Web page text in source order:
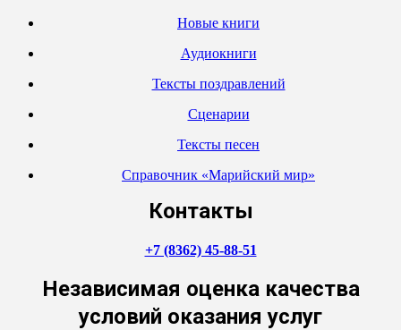
Новые книги
Аудиокниги
Тексты поздравлений
Сценарии
Тексты песен
Справочник «Марийский мир»
Контакты
+7 (8362) 45-88-51
Независимая оценка качества
условий оказания услуг